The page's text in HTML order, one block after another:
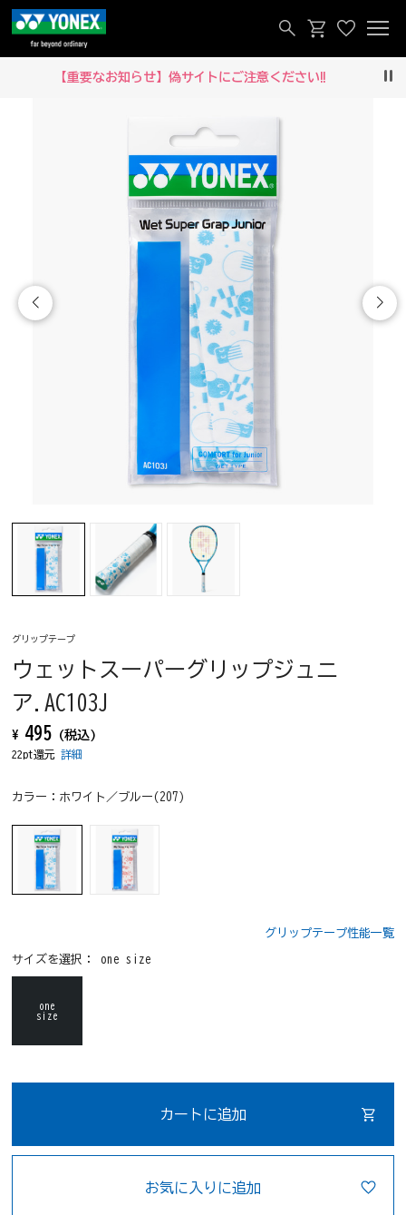
【重要なお知らせ】偽サイトにご注意ください‼
グリップテープ
ウェットスーパーグリップジュニ
ア.AC103J
¥ 495 (税込)
22pt還元詳細
カラー： ホワイト／ブルー(207)
グリップテープ性能一覧
サイズを選択：one size
one
size
カートに追加
お気に入りに追加